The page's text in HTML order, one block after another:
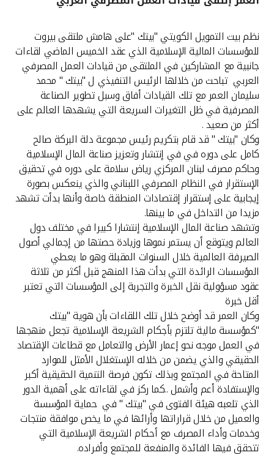
أدوات وخدمات
خدمات ما بعد البيع
اتصل بنا
مواقع الفروع وأجهزة الصرف الآلي
ألمانيا
ماليزيا
تركيا
مصر
المملكة المتحدة
مملكة البحرين
نظم بيت التمويل الكويتي "بيتك "على هامش ملتقى بيروت
للمؤسسات المالية الإسلامية الذي عقد الخميس الماضي لقاءات
جانبية مع المشاركين في الملتقى من قيادات العمل المصرفي
العربي تباحث من خلالها الرئيس التنفيذي ل "بيتك " محمد
سليمان العمر مع تلك القيادات أفاق وسبل تطوير الصناعة
المصرفية في ظل التغيرات السريعة التي يشهدها العالم على
أكثر من صعيد .
وكان "بيتك " قد قام بتكريم رئيس مجموعة دلة البركة صالح
كامل على دوره في في إنتشار وتعزيز صناعة المال الإسلامية
وحاكم مصرف لبنان المركزي رياض سلامة على دوره في تحقيق
الإستقرار في النظام المصرفي اللبناني والذي ينعكس بصورة
إيجابية على إستقرار إقتصادات المنطقة خاصة وأنها بدأت تشهد
مزيدا من التداخل في ما بينها.
وتشهد صناعة المال الإسلامية إنتشارا كبيرا في مختلف دول
العالم ويتوقع أن يستمر نموها وزيادة حصتها من إجمالي أصول
الصيرفة العالمية خلال السنوات المقبلة وهو ما يعطي
المؤسسات الرائدة التي بدأت هذا المنهج قبل أكثر من ثلاثة
عقود مسؤولية نقل الخبرة والتجربة إلى المؤسسات التي تعتبر
أقل خبرة
وكان العمر قد أوضح خلال تلك اللقاءات بأن هوية "بيتك
"كمؤسسة مالية تلتزم بأجكام الشريعة الإسلامية تجعل منهجها
في العمل موجه نحو إعمار الأرض والتعامل مع قطاعات الإقتصاد
الحقيقي والذي يضمن من خلاله الإستغلال الأمثل للموارد
المتاحة في المجتمع وبذلك تكون فرصة التنمية الحقيقية أكبر
والإستفادة أعم وأشمل ..كما ركز في لقاءاته على أهمية الدور
الذي تلعبه هيئة الفتوى في "بيتك " في حماية المؤسسة
والعميل من خلال قراراتها وأرائها في ما يخص موافقة منتجات
وخدمات وأداء المصرف مع أحكام الشريعة الإسلامية التي
تتحقق فيها الفائدة والمنفعة للمجتمع وأفراده.